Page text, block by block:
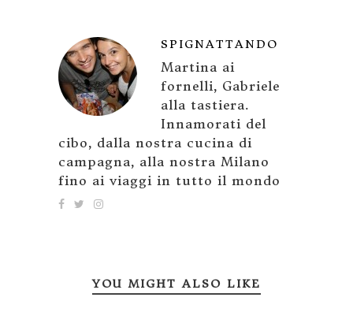
SPIGNATTANDO
Martina ai
fornelli, Gabriele
alla tastiera.
Innamorati del
cibo, dalla nostra cucina di
campagna, alla nostra Milano
fino ai viaggi in tutto il mondo
YOU MIGHT ALSO LIKE